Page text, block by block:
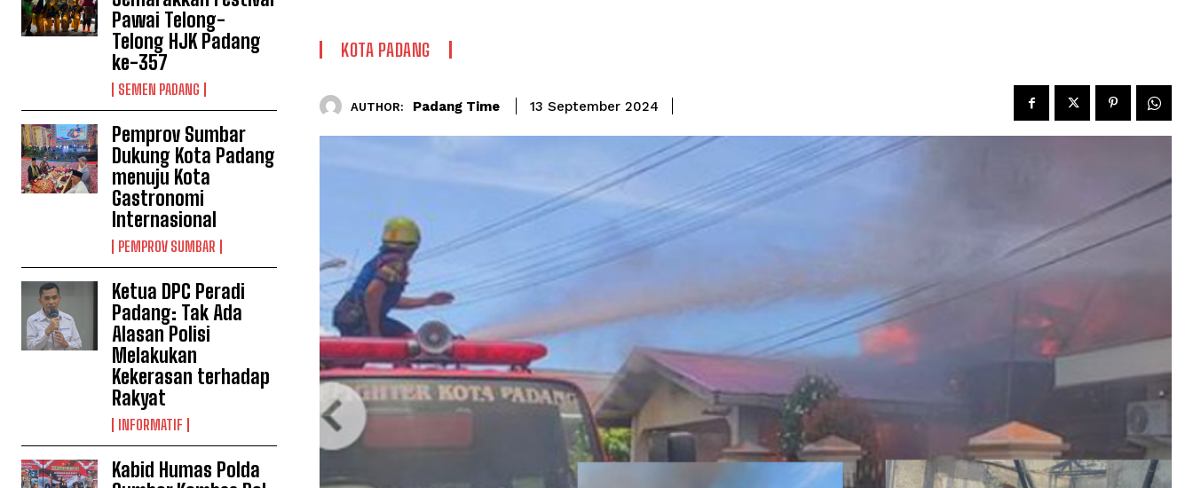
Pawai Telong-
Telong HJK Padang
ke-357
SEMEN PADANG
Pemprov Sumbar
Dukung Kota Padang
menuju Kota
Gastronomi
Internasional
PEMPROV SUMBAR
Ketua DPC Peradi
Padang: Tak Ada
Alasan Polisi
Melakukan
Kekerasan terhadap
Rakyat
INFORMATIF
Kabid Humas Polda
KOTA PADANG
AUTHOR: Padang Time 13 September 2024